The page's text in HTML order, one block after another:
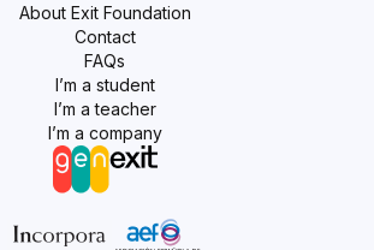
About Exit Foundation
Contact
FAQs
I’m a student
I’m a teacher
I’m a company